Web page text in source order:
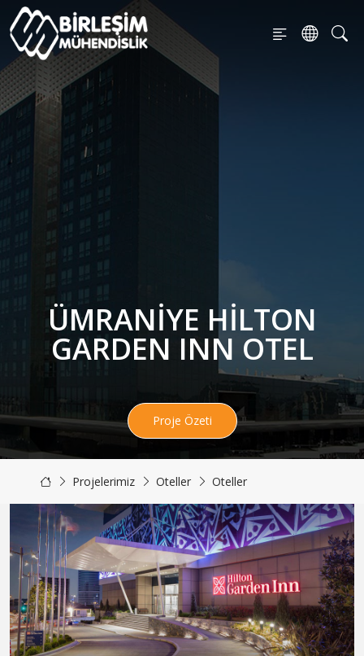
ÜMRANIYE HILTON
GARDEN INN OTEL
Proje Özeti
Projelerimiz Oteller Oteller